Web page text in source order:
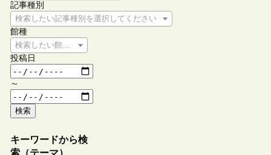
記事種別
検索したい記事種別を選択してください
館種
検索したい館種を選択してください
投稿日
～
検索
キーワードから検